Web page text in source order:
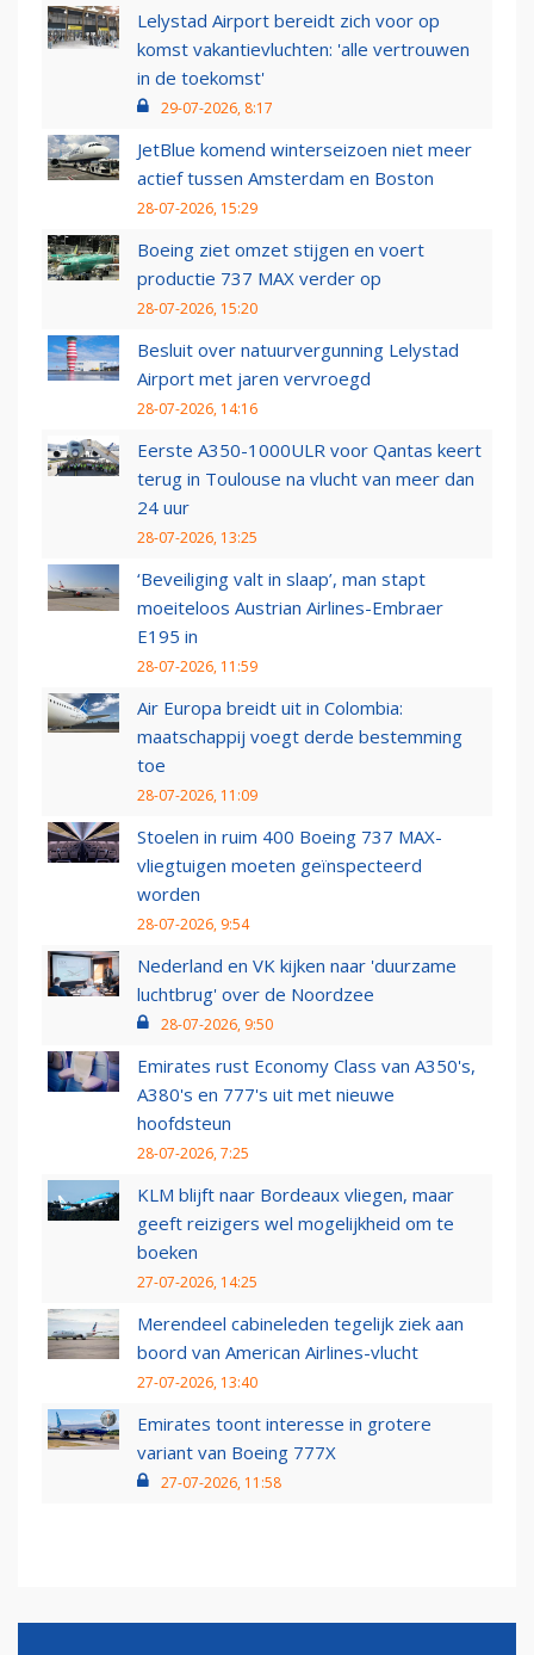
Lelystad Airport bereidt zich voor op
komst vakantievluchten: 'alle vertrouwen
in de toekomst'
29-07-2026, 8:17
JetBlue komend winterseizoen niet meer
actief tussen Amsterdam en Boston
28-07-2026, 15:29
Boeing ziet omzet stijgen en voert
productie 737 MAX verder op
28-07-2026, 15:20
Besluit over natuurvergunning Lelystad
Airport met jaren vervroegd
28-07-2026, 14:16
Eerste A350-1000ULR voor Qantas keert
terug in Toulouse na vlucht van meer dan
24 uur
28-07-2026, 13:25
‘Beveiliging valt in slaap’, man stapt
moeiteloos Austrian Airlines-Embraer
E195 in
28-07-2026, 11:59
Air Europa breidt uit in Colombia:
maatschappij voegt derde bestemming
toe
28-07-2026, 11:09
Stoelen in ruim 400 Boeing 737 MAX-
vliegtuigen moeten geïnspecteerd
worden
28-07-2026, 9:54
Nederland en VK kijken naar 'duurzame
luchtbrug' over de Noordzee
28-07-2026, 9:50
Emirates rust Economy Class van A350's,
A380's en 777's uit met nieuwe
hoofdsteun
28-07-2026, 7:25
KLM blijft naar Bordeaux vliegen, maar
geeft reizigers wel mogelijkheid om te
boeken
27-07-2026, 14:25
Merendeel cabineleden tegelijk ziek aan
boord van American Airlines-vlucht
27-07-2026, 13:40
Emirates toont interesse in grotere
variant van Boeing 777X
27-07-2026, 11:58